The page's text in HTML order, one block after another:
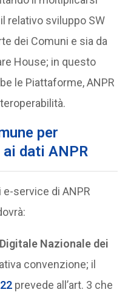
relativo sviluppo SW
dei Comuni e sia da
House; in questo
le Piattaforme, ANPR
per
dati ANPR
e-service di ANPR
Nazionale dei
convenzione; il
prevede all’art. 3 che